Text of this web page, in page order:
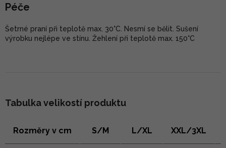
Péče
Šetrné praní při teplotě max. 30°C. Nesmí se bělit. Sušení
výrobku nejlépe ve stínu. Žehlení při teplotě max. 150°C
Tabulka velikostí produktu
Rozměry v cm S/M L/XL XXL/3XL